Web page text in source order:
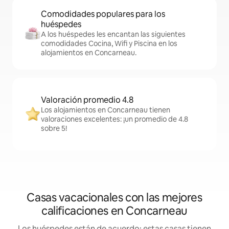
Comodidades populares para los
huéspedes
A los huéspedes les encantan las siguientes
comodidades Cocina, Wifi y Piscina en los
alojamientos en Concarneau.
Valoración promedio 4.8
Los alojamientos en Concarneau tienen
valoraciones excelentes: ¡un promedio de 4.8
sobre 5!
Casas vacacionales con las mejores
calificaciones en Concarneau